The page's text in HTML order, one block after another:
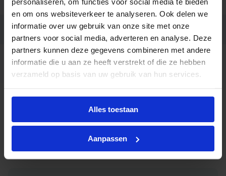
en om ons websiteverkeer te analyseren. Ook delen we
informatie over uw gebruik van onze site met onze
partners voor social media, adverteren en analyse. Deze
partners kunnen deze gegevens combineren met andere
informatie die u aan ze heeft verstrekt of die ze hebben
verzameld op basis van uw gebruik van hun services.
Alles toestaan
Aanpassen
Ean code 8719514307285
Fabrikantnaam
MAS LED spot VLE D 5.8-35W
Download productsheet Philips Master LED spot Value 5.8W
MR16 GU5.3 940 60D | dimbaar - vervangt 35W